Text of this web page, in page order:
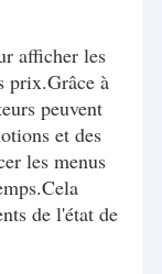
afficher les
prix.Grâce à
peuvent
et des
les menus
de l'état de